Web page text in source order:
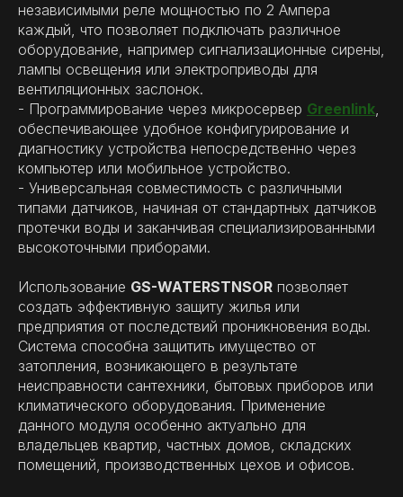
независимыми реле мощностью по 2 Ампера
каждый, что позволяет подключать различное
оборудование, например сигнализационные сирены,
лампы освещения или электроприводы для
вентиляционных заслонок.
- Программирование через микросервер Greenlink,
обеспечивающее удобное конфигурирование и
диагностику устройства непосредственно через
компьютер или мобильное устройство.
- Универсальная совместимость с различными
типами датчиков, начиная от стандартных датчиков
протечки воды и заканчивая специализированными
высокоточными приборами.
Использование GS-WATERSTNSOR позволяет
создать эффективную защиту жилья или
предприятия от последствий проникновения воды.
Система способна защитить имущество от
затопления, возникающего в результате
неисправности сантехники, бытовых приборов или
климатического оборудования. Применение
данного модуля особенно актуально для
владельцев квартир, частных домов, складских
помещений, производственных цехов и офисов.